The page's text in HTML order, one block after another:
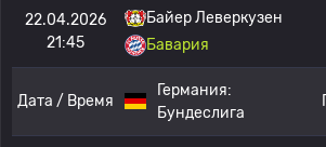
22.04.2026
21:45
Байер Леверкузен
Бавария
Дата / Время
Германия:
Бундеслига